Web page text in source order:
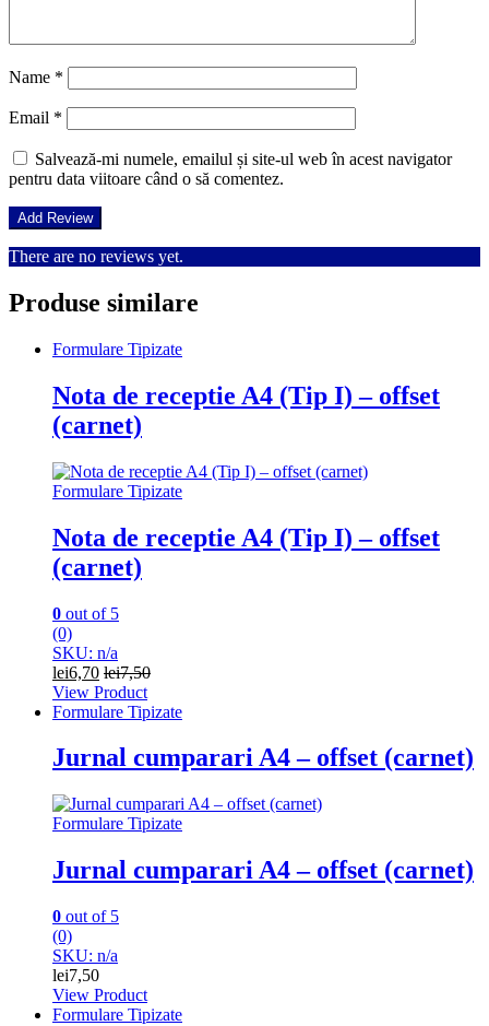
Name *
Email *
Salvează-mi numele, emailul și site-ul web în acest navigator
pentru data viitoare când o să comentez.
There are no reviews yet.
Produse similare
Formulare Tipizate
Nota de receptie A4 (Tip I) – offset
(carnet)
Formulare Tipizate
Nota de receptie A4 (Tip I) – offset
(carnet)
0 out of 5
(0)
SKU: n/a
lei6,70 lei7,50
View Product
Formulare Tipizate
Jurnal cumparari A4 – offset (carnet)
Formulare Tipizate
Jurnal cumparari A4 – offset (carnet)
0 out of 5
(0)
SKU: n/a
lei7,50
View Product
Formulare Tipizate